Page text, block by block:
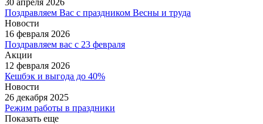
Поздравляем Вас с праздником Весны и труда
Новости
16 февраля 2026
Поздравляем вас с 23 февраля
Акции
12 февраля 2026
Кешбэк и выгода до 40%
Новости
26 декабря 2025
Режим работы в праздники
Показать еще